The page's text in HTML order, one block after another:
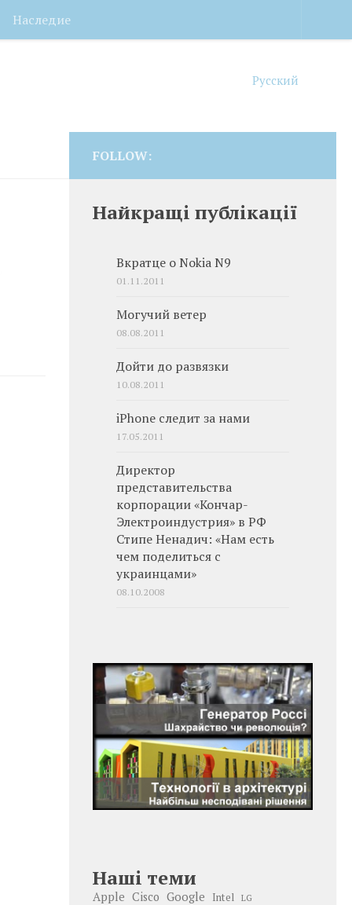
Наследие
Русский
FOLLOW:
Найкращі публікації
Вкратце о Nokia N9
01.11.2011
Могучий ветер
08.08.2011
Дойти до развязки
10.08.2011
iPhone следит за нами
17.05.2011
Директор
представительства
корпорации «Кончар-
Электроиндустрия» в РФ
Стипе Ненадич: «Нам есть
чем поделиться с
украинцами»
08.10.2008
Наші теми
Apple Cisco Google Intel LG